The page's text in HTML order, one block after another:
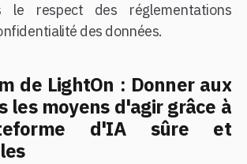
le respect des réglementations
des données.
de LightOn : Donner aux
les moyens d'agir grâce à
d'IA sûre et